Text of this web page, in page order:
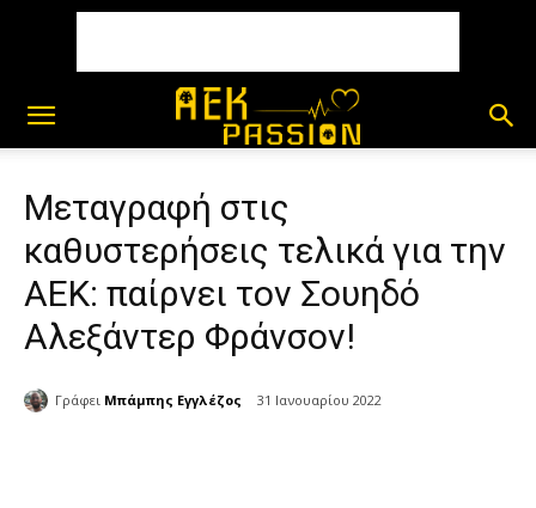
Μεταγραφή στις
καθυστερήσεις τελικά για την
ΑΕΚ: παίρνει τον Σουηδό
Αλεξάντερ Φράνσον!
Γράφει Μπάμπης Εγγλέζος 31 Ιανουαρίου 2022